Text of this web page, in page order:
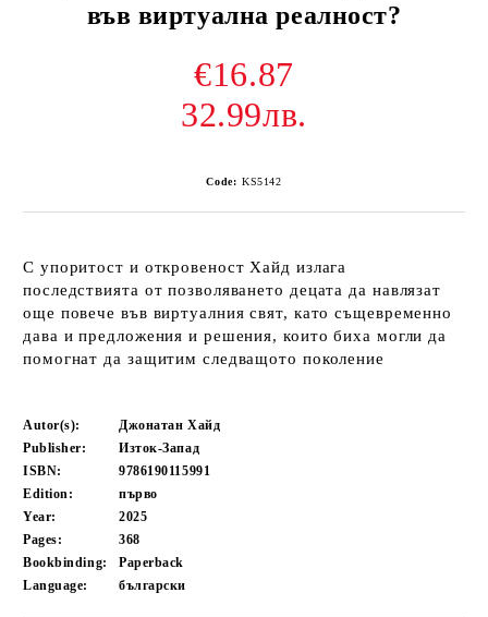
във виртуална реалност?
€16.87
32.99лв.
Code: KS5142
С упоритост и откровеност Хайд излага
последствията от позволяването децата да навлязат
още повече във виртуалния свят, като същевременно
дава и предложения и решения, които биха могли да
помогнат да защитим следващото поколение
Autor(s):
Джонатан Хайд
Publisher:
Изток-Запад
ISBN:
9786190115991
Edition:
първо
Year:
2025
Pages:
368
Bookbinding:
Paperback
Language:
български